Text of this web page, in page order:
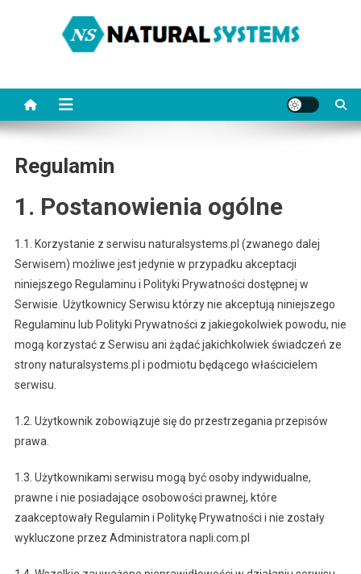
Regulamin
1. Postanowienia ogólne
1.1. Korzystanie z serwisu naturalsystems.pl (zwanego dalej
Serwisem) możliwe jest jedynie w przypadku akceptacji
niniejszego Regulaminu i Polityki Prywatności dostępnej w
Serwisie. Użytkownicy Serwisu którzy nie akceptują niniejszego
Regulaminu lub Polityki Prywatności z jakiegokolwiek powodu, nie
mogą korzystać z Serwisu ani żądać jakichkolwiek świadczeń ze
strony naturalsystems.pl i podmiotu będącego właścicielem
serwisu.
1.2. Użytkownik zobowiązuje się do przestrzegania przepisów
prawa.
1.3. Użytkownikami serwisu mogą być osoby indywidualne,
prawne i nie posiadające osobowości prawnej, które
zaakceptowały Regulamin i Politykę Prywatności i nie zostały
wykluczone przez Administratora napli.com.pl